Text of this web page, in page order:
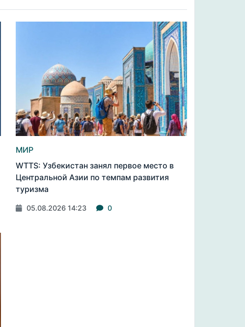
МИР
WTTS: Узбекистан занял первое место в
Центральной Азии по темпам развития
туризма
05.08.2026 14:23 0